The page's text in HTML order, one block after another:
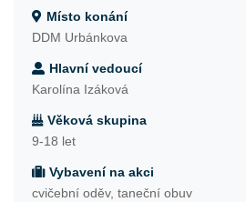
Místo konání
DDM Urbánkova
Hlavní vedoucí
Karolína Izáková
Věková skupina
9-18 let
Vybavení na akci
cvičební oděv, taneční obuv